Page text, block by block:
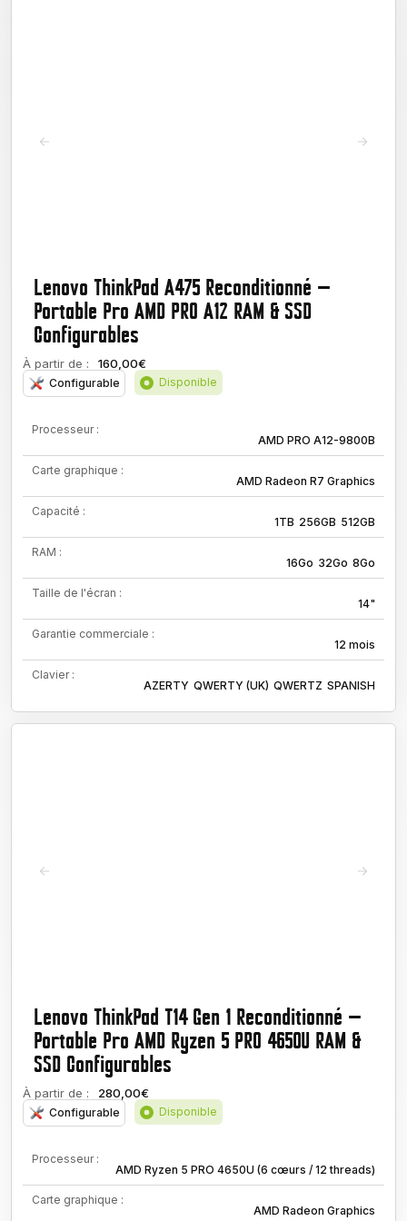
Lenovo ThinkPad A475 Reconditionné —
Portable Pro AMD PRO A12 RAM & SSD
Configurables
À partir de : 160,00€
Configurable Disponible
Processeur :
AMD PRO A12-9800B
Carte graphique :
AMD Radeon R7 Graphics
Capacité :
1TB 256GB 512GB
RAM :
16Go 32Go 8Go
Taille de l'écran :
14"
Garantie commerciale :
12 mois
Clavier :
AZERTY QWERTY (UK) QWERTZ SPANISH
Lenovo ThinkPad T14 Gen 1 Reconditionné —
Portable Pro AMD Ryzen 5 PRO 4650U RAM &
SSD Configurables
À partir de : 280,00€
Configurable Disponible
Processeur :
AMD Ryzen 5 PRO 4650U (6 cœurs / 12 threads)
Carte graphique :
AMD Radeon Graphics